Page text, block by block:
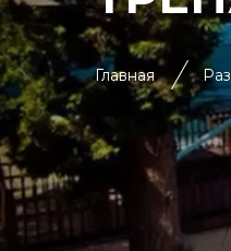
Главная